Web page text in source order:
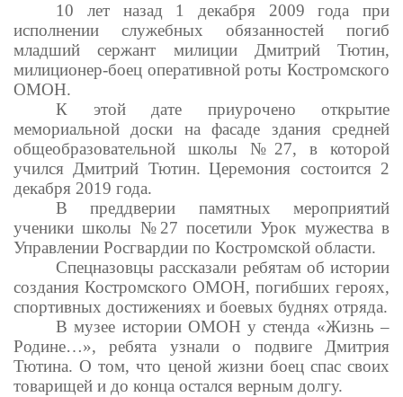
10 лет назад 1 декабря 2009 года при
исполнении служебных обязанностей погиб
младший сержант милиции Дмитрий Тютин,
милиционер-боец оперативной роты Костромского
ОМОН.
К этой дате приурочено открытие
мемориальной доски на фасаде здания средней
общеобразовательной школы №27, в которой
учился Дмитрий Тютин. Церемония состоится 2
декабря 2019 года.
В преддверии памятных мероприятий
ученики школы №27 посетили Урок мужества в
Управлении Росгвардии по Костромской области.
Спецназовцы рассказали ребятам об истории
создания Костромского ОМОН, погибших героях,
спортивных достижениях и боевых буднях отряда.
В музее истории ОМОН у стенда «Жизнь –
Родине…», ребята узнали о подвиге Дмитрия
Тютина. О том, что ценой жизни боец спас своих
товарищей и до конца остался верным долгу.